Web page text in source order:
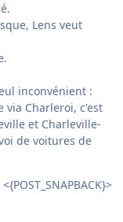
Lens veut
inconvénient :
via Charleroi, c'est
et Charleville-
de voitures de
<{POST_SNAPBACK}>